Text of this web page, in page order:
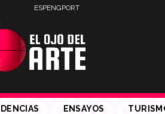
ESPENGPORT
ENSAYOS